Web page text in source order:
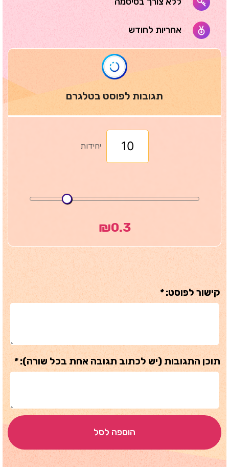
אחריות לחודש
תגובות לפוסט בטלגרם
יחידות
₪0.3
קישור לפוסט:*
תוכן התגובות (יש לכתוב תגובה אחת בכל שורה):*
הוספה לסל